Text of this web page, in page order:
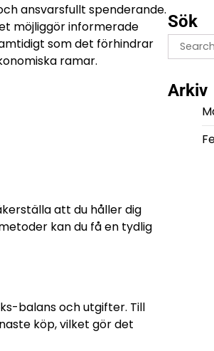
ansvarsfullt spenderande.
möjliggör informerade
som det förhindrar
ramar.
att du håller dig
kan du få en tydlig
balans och utgifter. Till
köp, vilket gör det
Sök
Search
for:
Arkiv